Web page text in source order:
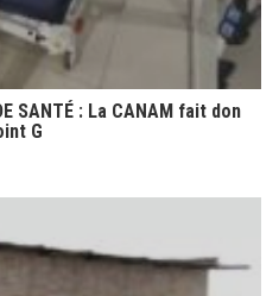
SANTÉ : La CANAM fait don
G